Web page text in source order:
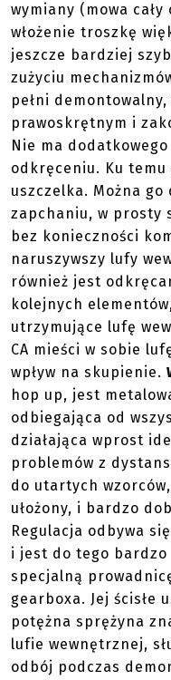
wymiany (mowa
włożenie troszkę
jeszcze bardziej
zużyciu
pełni
prawoskrętnym i
Nie ma
odkręceniu. Ku temu
uszczelka. Można
zapchaniu, w prosty
bez konieczności
naruszywszy lufy
również jest
kolejnych
utrzymujące lufę
CA mieści w sobie
wpływ na skupienie.
hop up, jest
odbiegająca od
działająca wprost
problemów z
do utartych
ułożony, i bardzo
Regulacja odbywa
i jest do tego bardzo
specjalną
gearboxa. Jej ścisłe
potężna sprężyna
lufie wewnętrznej,
odbój podczas